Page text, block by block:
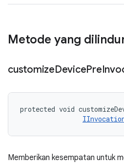
Metode yang
customizeDevicePre
protected void
Memberikan kesempatan untuk